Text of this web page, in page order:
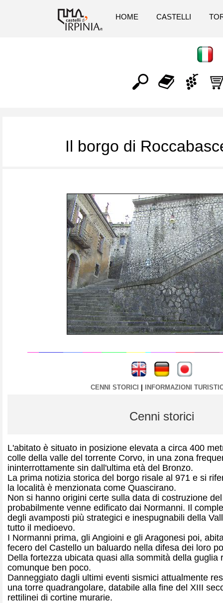
HOME CASTELLI
Il borgo di
---- ----
CENNI STORICI | INFORMAZIONI
Cenni storici
L'abitato è situato in posizione elevata a circa 400
colle della valle del torrente Corvo, in una zona
ininterrottamente sin dall'ultima età del Bronzo.
La prima notizia storica del borgo risale al 971 e si
la località è menzionata come Quascirano.
Non si hanno origini certe sulla data di costruzione
probabilmente venne edificato dai Normanni. Il
degli avamposti più strategici e inespugnabili della
tutto il medioevo.
I Normanni prima, gli Angioini e gli Aragonesi poi,
fecero del Castello un baluardo nella difesa dei loro
Della fortezza ubicata quasi alla sommità della guglia
comunque ben poco.
Danneggiato dagli ultimi eventi sismici attualmente
una torre quadrangolare, databile alla fine del XIII
rettilinei di cortine murarie.